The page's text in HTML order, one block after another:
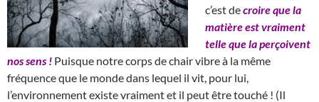
c’est decroire que la
matière est vraiment
telle que la perçoivent
nos sens ! Puisque notre corps de chair vibre à la même
fréquence que le monde dans lequel il vit, pour lui,
l’environnement existe vraiment et il peut être touché ! (Il